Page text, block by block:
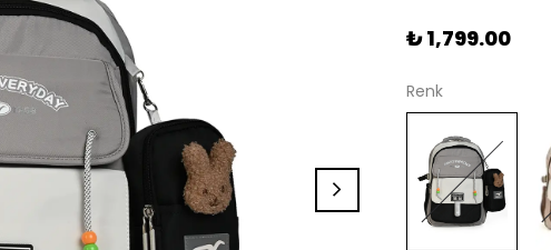
₺ 1,799.00
Renk